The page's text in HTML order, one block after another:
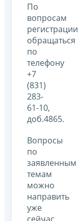
По
вопросам
регистрации
обращаться
по
телефону
+7
(831)
283-
61-10,
доб.4865.
Вопросы
по
заявленным
темам
можно
направить
уже